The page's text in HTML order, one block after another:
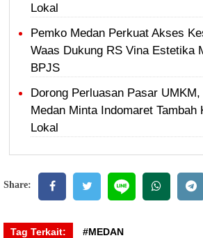
Lokal
Pemko Medan Perkuat Akses
Waas Dukung RS Vina Estetika
BPJS
Dorong Perluasan Pasar
Medan Minta Indomaret Tambah
Lokal
Share:
Tag Terkait: #MEDAN